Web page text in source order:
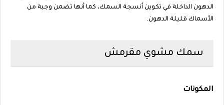
الدهون الداخلة في تكوين أنسجة السمك، كما أنها تضمن وجبة من
الأسماك قليلة الدهون.
سمك مشوي مقرمش
المكونات